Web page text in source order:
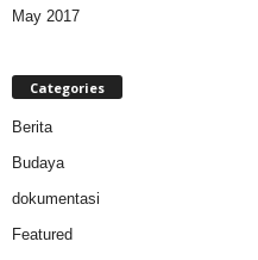
May 2017
Categories
Berita
Budaya
dokumentasi
Featured